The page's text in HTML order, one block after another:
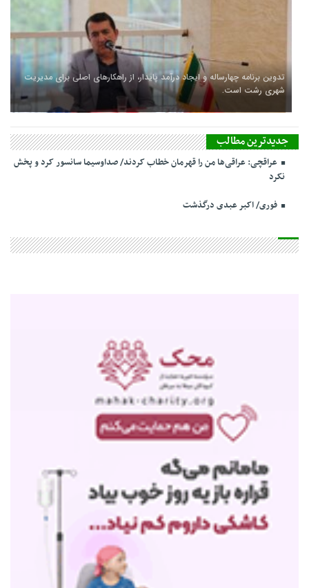
تدوین برنامه چهارساله و ایجاد درآمد پایدار، از راهکارهای اصلی برای مدیریت
شهری رشت است.
جدیدترین مطالب
عراقچی: عراقی‌ها من را قهرمان خطاب کردند/ صداوسیما سانسور کرد و پخش
نکرد
فوری/ اکبر عبدی درگذشت